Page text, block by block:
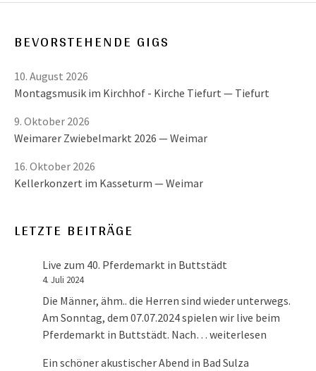
BEVORSTEHENDE GIGS
Montagsmusik im Kirchhof - Kirche Tiefurt Tiefurt
10. August 2026
Weimarer Zwiebelmarkt 2026 Weimar
9. Oktober 2026
Kellerkonzert im Kasseturm Weimar
16. Oktober 2026
LETZTE BEITRÄGE
Live zum 40. Pferdemarkt in Buttstädt
4. Juli 2024
Die Männer, ähm.. die Herren sind wieder unterwegs.
Am Sonntag, dem 07.07.2024 spielen wir live beim
Pferdemarkt in Buttstädt. Nach… Live zum 40.
weiterlesen
Ein schöner akustischer Abend in Bad Sulza